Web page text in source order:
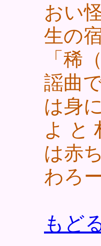
おい
生の
「稀
謡曲
は身
よ と
は赤
わろ
もど